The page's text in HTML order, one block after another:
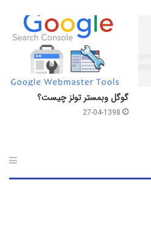
گوگل وبمستر تولز چیست؟
27-04-1398